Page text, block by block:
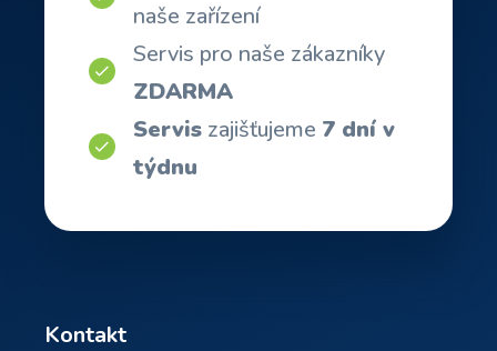
naše zařízení
Servis pro naše zákazníky
ZDARMA
Servis zajišťujeme 7 dní v
týdnu
Kontakt